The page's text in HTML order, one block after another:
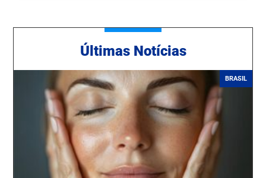
Últimas Notícias
BRASIL